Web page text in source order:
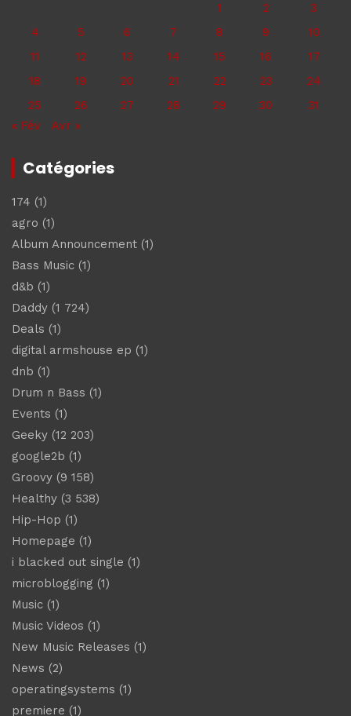
1
2
3
4
5 6 7 8 9
10
11
12 13 14 15 16
17
18
19 20 21 22 23
24
25
26 27 28 29 30
31
« Fév
Avr »
Catégories
174 (1)
agro (1)
Album Announcement (1)
Bass Music (1)
d&b (1)
Daddy (1 724)
Deals (1)
digital armshouse ep (1)
dnb (1)
Drum n Bass (1)
Events (1)
Geeky (12 203)
google2b (1)
Groovy (9 158)
Healthy (3 538)
Hip-Hop (1)
Homepage (1)
i blacked out single (1)
microblogging (1)
Music (1)
Music Videos (1)
New Music Releases (1)
News (2)
operatingsystems (1)
premiere (1)